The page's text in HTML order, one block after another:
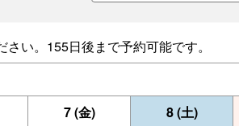
い。155日後まで予約可能です。
7(金) 8(土)